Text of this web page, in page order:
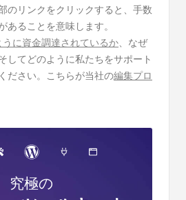
のリンクをクリックすると、手数
あることを意味します。
に資金調達されているか、なぜ
してどのように私たちをサポート
ださい。こちらが当社の編集プロ
究極の